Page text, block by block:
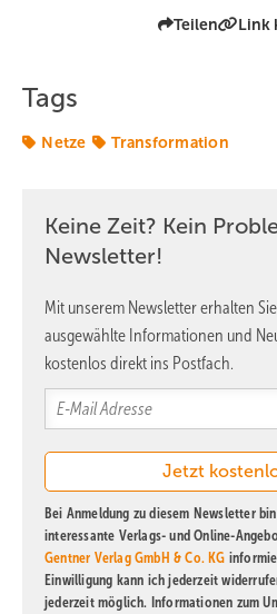
Teilen Link
Tags
Netze Transformation
Keine Zeit? Kein
Newsletter!
Mit unserem Newsletter erhalten
ausgewählte Informationen und
kostenlos direkt ins Postfach.
Bei Anmeldung zu diesem Newsletter
interessante Verlags- und Online-
Gentner Verlag GmbH & Co. KG
Einwilligung kann ich jederzeit
jederzeit möglich. Informationen zum